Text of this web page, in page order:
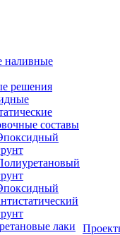
наливные
решения
составы
лаки